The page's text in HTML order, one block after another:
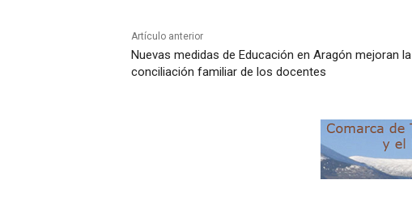
Artículo anterior
Nuevas medidas de Educación en Aragón mejoran la
conciliación familiar de los docentes